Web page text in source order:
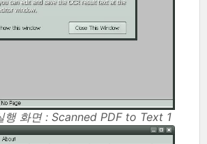
행 화면 : Scanned PDF to Text 1